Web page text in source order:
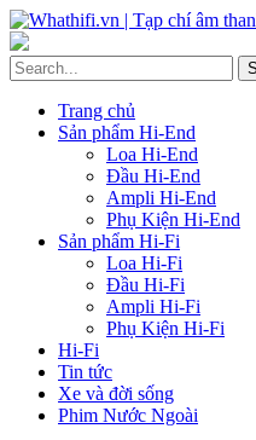
Trang chủ
Sản phẩm Hi-End
Loa Hi-End
Đầu Hi-End
Ampli Hi-End
Phụ Kiện Hi-End
Sản phẩm Hi-Fi
Loa Hi-Fi
Đầu Hi-Fi
Ampli Hi-Fi
Phụ Kiện Hi-Fi
Hi-Fi
Tin tức
Xe và đời sống
Phim Nước Ngoài